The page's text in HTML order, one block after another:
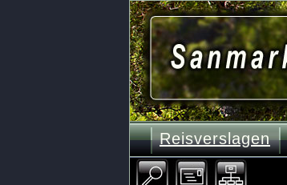
Reisverslagen